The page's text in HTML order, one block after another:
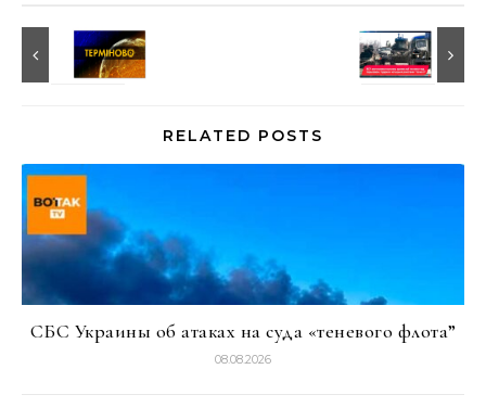
RELATED POSTS
СБС Украины об атаках на суда «теневого флота”
08.08.2026